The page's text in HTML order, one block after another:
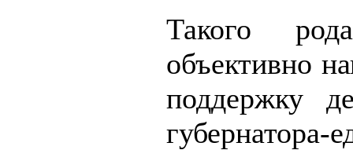
Такого
объективно
поддержку
губернатора-